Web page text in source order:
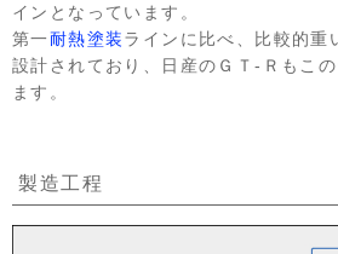
インとなっています。
第一耐熱塗装ラインに比べ、比較的重
設計されており、日産のＧＴ-Ｒもこ
ます。
製造工程